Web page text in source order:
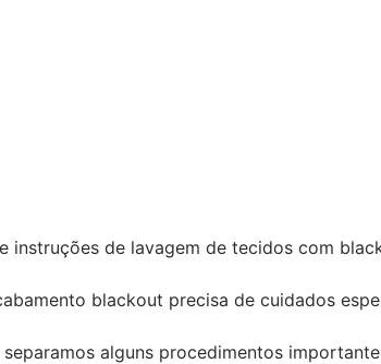
instruções de lavagem de tecidos com
blackout precisa de cuidados
separamos alguns procedimentos